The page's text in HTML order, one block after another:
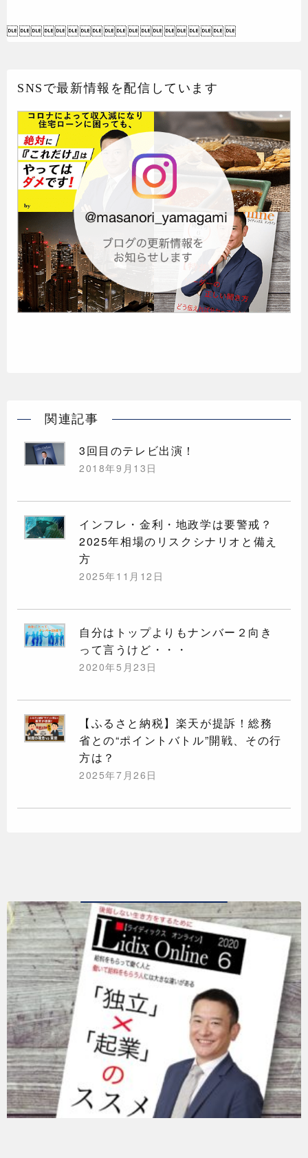

SNSで最新情報を配信しています
関連記事
3回目のテレビ出演！
2018年9月13日
インフレ・金利・地政学は要警戒？
2025年相場のリスクシナリオと備え
方
2025年11月12日
自分はトップよりもナンバー２向き
って言うけど・・・
2020年5月23日
【ふるさと納税】楽天が提訴！総務
省との“ポイントバトル”開戦、その行
方は？
2025年7月26日